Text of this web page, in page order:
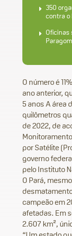
350
contra o
Oficinas
O número é
ano anterior,
5 anosA área
quilômetros
de 2022, de
por Satélite
governo
pelo Instituto
O Pará,
campeão em
afetadas. Em
2.607 km²,